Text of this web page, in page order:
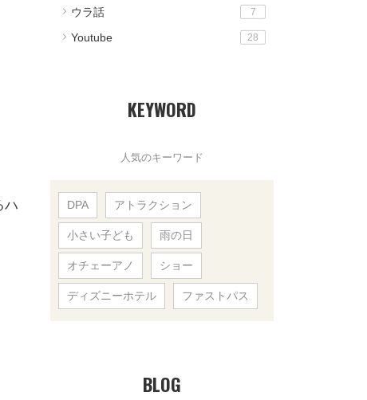
ハ
ウラ話 7
Youtube 28
KEYWORD
人気のキーワード
DPA アトラクション
小さい子ども 雨の日
オチェーアノ ショー
ディズニーホテル ファストパス
BLOG